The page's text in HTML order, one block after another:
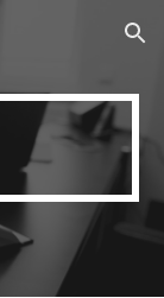
Skip to navigation